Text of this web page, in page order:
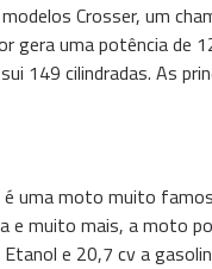
Crosser, um
gera uma potência de
149 cilindradas. As
é uma moto muito
muito mais, a moto
e 20,7 cv a